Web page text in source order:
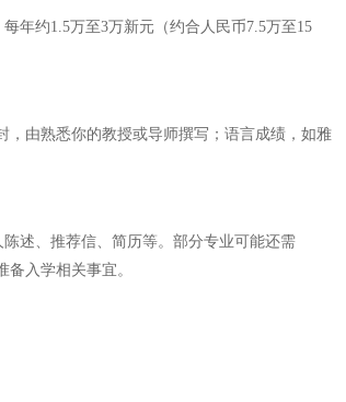
年约1.5万至3万新元（约合人民币7.5万至15
，由熟悉你的教授或导师撰写；语言成绩，如雅
述、推荐信、简历等。部分专业可能还需
入学相关事宜。